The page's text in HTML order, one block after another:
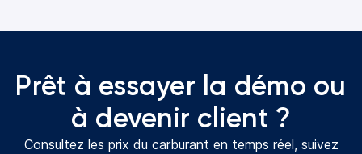
Prêt à essayer la démo ou
à devenir client ?
Consultez les prix du carburant en temps réel, suivez